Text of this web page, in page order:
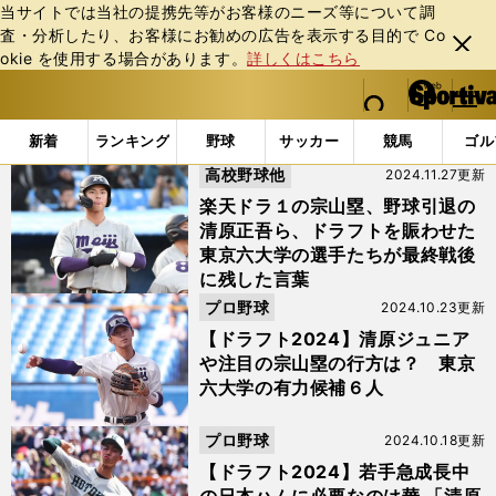
当サイトでは当社の提携先等がお客様のニーズ等について調
査・分析したり、お客様にお勧めの広告を表⽰する⽬的で Co
okie を使⽤する場合があります。詳しくはこちら
閉じ
る
web Sportiva (webスポルティーバ)
検索
マイペ
ー
ジ
メニュ
新着 ランキング 野球 サッカー 競馬 ゴ
b
ス
ポ
ル
テ
ー
バ
「#清原正吾」の最新ニュース・ 情報
楽天ドラ１の宗山塁、野球引退の
清原正吾ら、ドラフトを賑わせた
東京六大学の選手たちが最終戦後
に残した言葉
2024.11.27更新
高校野球他
【ドラフト2024】清原ジュニア
や注目の宗山塁の行方は？ 東京
六大学の有力候補６人
2024.10.23更新
プロ野球
【ドラフト2024】若手急成長中
2024.10.18更新
プロ野球